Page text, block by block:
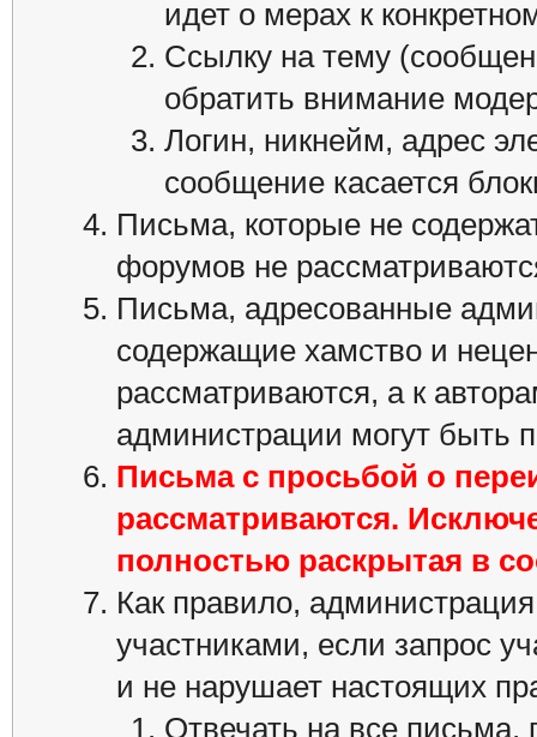
идет о мерах к
Ссылку на тему
обратить внимание
Логин, никнейм, адрес
сообщение касается
Письма, которые не
форумов не
Письма, адресованные
содержащие хамство и
рассматриваются, а к
администрации могут быть
Письма с просьбой о
рассматриваются.
полностью раскрытая в
Как правило,
участниками, если запрос
и не нарушает настоящих
Отвечать на все